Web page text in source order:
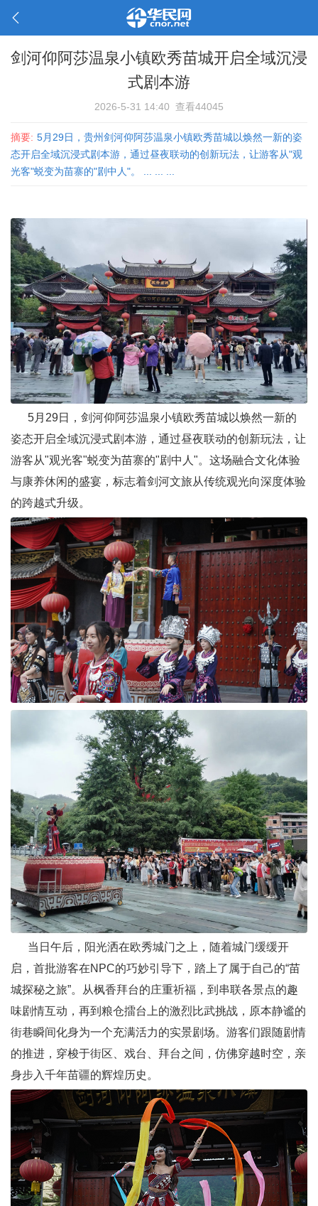
剑河仰阿莎温泉小镇欧秀苗城开启全域沉浸
式剧本游
2026-5-31 14:40 查看44045
摘要: 5月29日，贵州剑河仰阿莎温泉小镇欧秀苗城以焕然一新的姿
态开启全域沉浸式剧本游，通过昼夜联动的创新玩法，让游客从"观
光客"蜕变为苗寨的"剧中人"。 ... ... ...
5月29日，剑河仰阿莎温泉小镇欧秀苗城以焕然一新的
姿态开启全域沉浸式剧本游，通过昼夜联动的创新玩法，让
游客从"观光客"蜕变为苗寨的"剧中人"。这场融合文化体验
与康养休闲的盛宴，标志着剑河文旅从传统观光向深度体验
的跨越式升级。
当日午后，阳光洒在欧秀城门之上，随着城门缓缓开
启，首批游客在NPC的巧妙引导下，踏上了属于自己的“苗
城探秘之旅”。从枫香拜台的庄重祈福，到串联各景点的趣
味剧情互动，再到粮仓擂台上的激烈比武挑战，原本静谧的
街巷瞬间化身为一个充满活力的实景剧场。游客们跟随剧情
的推进，穿梭于街区、戏台、拜台之间，仿佛穿越时空，亲
身步入千年苗疆的辉煌历史。